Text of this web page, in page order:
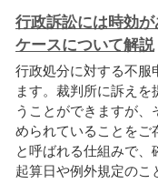
行政訴訟には時効
ケースについて解説
行政処分に対する不服
ます。裁判所に訴え
うことができますが
められていることをご
と呼ばれる仕組みで
起算日や例外規定のこ